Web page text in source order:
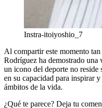
Instra-itoiyoshio_7
Al compartir este momento
Rodríguez ha demostrado una
un icono del deporte no reside
en su capacidad para inspirar
ámbitos de la vida.
¿Qué te parece? Deja tu